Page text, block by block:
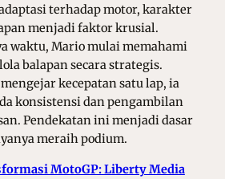
terhadap motor, karakter
menjadi faktor krusial.
waktu, Mario mulai memahami
balapan secara strategis.
kecepatan satu lap, ia
konsistensi dan pengambilan
Pendekatan ini menjadi dasar
meraih podium.
MotoGP: Liberty Media